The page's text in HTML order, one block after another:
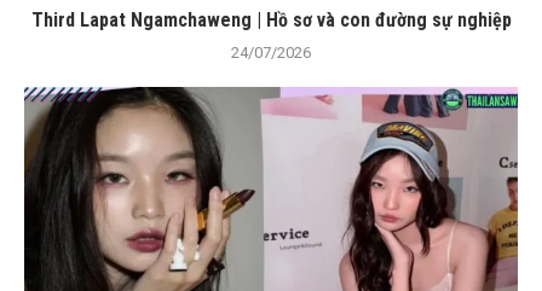
Third Lapat Ngamchaweng | Hồ sơ và con đường sự nghiệp
24/07/2026